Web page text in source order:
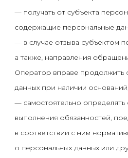
— получать от субъекта
содержащие персональные
— в случае отзыва субъектом
а также, направления
Оператор вправе продолжить
данных при наличии
— самостоятельно
выполнения обязанностей,
в соответствии с ним
о персональных данных или